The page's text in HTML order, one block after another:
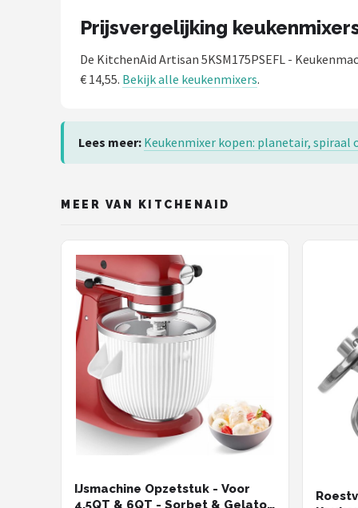
Prijsvergelijking
De KitchenAid Artisan 5KSM175PSEFL -
€ 14,55. Bekijk alle keukenmixers.
Lees meer: Keukenmixer kopen: planetair, spiraal
MEER VAN KITCHENAID
IJsmachine Opzetstuk - Voor
4.5QT & 6QT - Sorbet & Gelato -